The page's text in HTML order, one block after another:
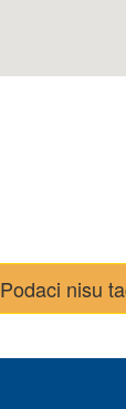
Podaci nisu